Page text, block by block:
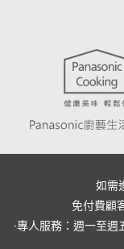
如需
免付費顧
·專人服務：週一至